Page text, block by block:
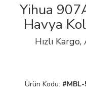
Yihua
Havya
Hızlı Kargo,
Ürün Kodu: